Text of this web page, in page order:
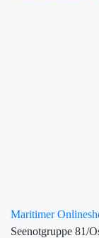
Maritimer
Seenotgruppe 81/